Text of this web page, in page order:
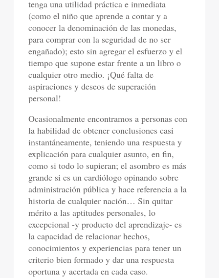
tenga una utilidad práctica e inmediata
(como el niño que aprende a contar y a
conocer la denominación de las monedas,
para comprar con la seguridad de no ser
engañado); esto sin agregar el esfuerzo y el
tiempo que supone estar frente a un libro o
cualquier otro medio. ¡Qué falta de
aspiraciones y deseos de superación
personal!
Ocasionalmente encontramos a personas con
la habilidad de obtener conclusiones casi
instantáneamente, teniendo una respuesta y
explicación para cualquier asunto, en fin,
como si todo lo supieran; el asombro es más
grande si es un cardiólogo opinando sobre
administración pública y hace referencia a la
historia de cualquier nación… Sin quitar
mérito a las aptitudes personales, lo
excepcional -y producto del aprendizaje- es
la capacidad de relacionar hechos,
conocimientos y experiencias para tener un
criterio bien formado y dar una respuesta
oportuna y acertada en cada caso.